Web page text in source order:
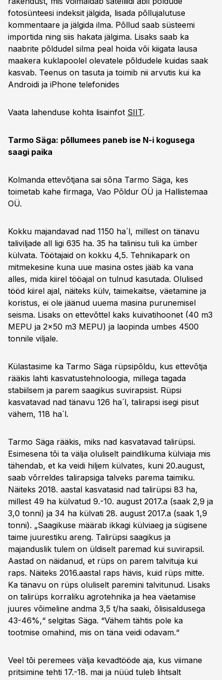
fotosünteesi indeksit jälgida, lisada põllujalutuse
kommentaare ja jälgida ilma. Põllud saab süsteemi
importida ning siis hakata jälgima. Lisaks saab ka
naabrite põldudel silma peal hoida või kiigata lausa
maakera kuklapoolel olevatele põldudele kuidas saak
kasvab. Teenus on tasuta ja toimib nii arvutis kui ka
Androidi ja iPhone telefonides
Vaata lahenduse kohta lisainfot SIIT.
Tarmo Säga: põllumees paneb ise N-i kogusega
saagi paika
Kolmanda ettevõtjana sai sõna Tarmo Säga, kes
toimetab kahe firmaga, Vao Põldur OÜ ja Hallistemaa
OÜ.
Kokku majandavad nad 1150 ha´l, millest on tänavu
taliviljade all ligi 635 ha. 35 ha talinisu tuli ka ümber
külvata. Töötajaid on kokku 4,5. Tehnikapark on
mitmekesine kuna uue masina ostes jääb ka vana
alles, mida kiirel tööajal on tulnud kasutada. Olulised
tööd kiirel ajal, näiteks külv, taimekaitse, väetamine ja
koristus, ei ole jäänud uuema masina purunemisel
seisma. Lisaks on ettevõttel kaks kuivatihoonet (40 m3
MEPU ja 2x50 m3 MEPU) ja laopinda umbes 4500
tonnile viljale.
Külastasime ka Tarmo Säga rüpsipõldu, kus ettevõtja
rääkis lahti kasvatustehnoloogia, millega tagada
stabiilsem ja parem saagikus suvirapsist. Rüpsi
kasvatavad nad tänavu 126 ha´l, talirapsi isegi pisut
vähem, 118 ha´l.
Tarmo Säga rääkis, miks nad kasvatavad talirüpsi.
Esimesena tõi ta välja oluliselt paindlikuma külviaja mis
tähendab, et ka veidi hiljem külvates, kuni 20.august,
saab võrreldes talirapsiga talveks parema taimiku.
Näiteks 2018. aastal kasvatasid nad talirüpsi 83 ha,
millest 49 ha külvatud 9.-10. august 2017.a (saak 2,9 ja
3,0 tonni) ja 34 ha külvati 28. august 2017.a (saak 1,9
tonni). „Saagikuse määrab ikkagi külviaeg ja sügisene
taime juurestiku areng. Talirüpsi saagikus ja
majanduslik tulem on üldiselt paremad kui suvirapsil.
Aastad on näidanud, et rüps on parem talvituja kui
raps. Näiteks 2016.aastal raps hävis, kuid rüps mitte.
Ka tänavu on rüps oluliselt paremini talvitunud. Lisaks
on talirüps korraliku agrotehnika ja hea väetamise
juures võimeline andma 3,5 t/ha saaki, õlisisaldusega
43-46%,“ selgitas Säga. “Vähem tähtis pole ka
tootmise omahind, mis on täna veidi odavam.“
Veel tõi peremees välja kevadtööde aja, kus viimane
pritsimine tehti 17.-18. mai ja nüüd tuleb lihtsalt